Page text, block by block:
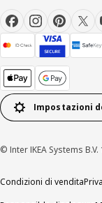
Impostazioni
© Inter IKEA Systems
Condizioni di vendita